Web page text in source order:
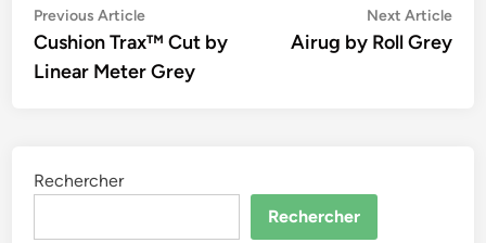
Navigation
de
l’article
Previous ArticlePrevious
article:
Cushion Trax™ Cut by
Linear Meter Grey
Next Article
Airug by Roll Grey
Rechercher
Rechercher